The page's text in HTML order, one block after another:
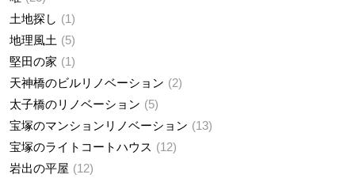
土地探し
1
地理風土
5
堅田の家
1
天神橋のビルリノベーション
2
太子橋のリノベーション
5
宝塚のマンションリノベーション
13
宝塚のライトコートハウス
12
岩出の平屋
12